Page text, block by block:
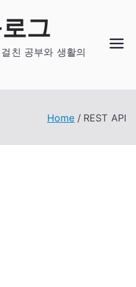
그
친 공부와 생활의
Home REST API